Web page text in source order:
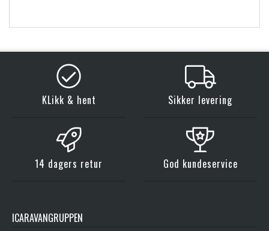
KLikk & hent Sikker levering
14 dagers retur God kundeservice
ICARAVANGRUPPEN